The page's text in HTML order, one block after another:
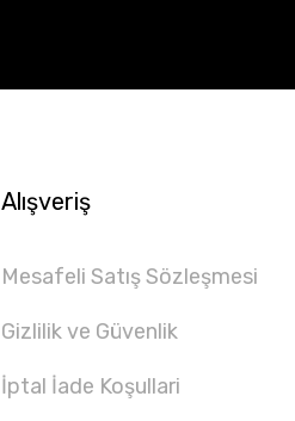
Alışveriş
Mesafeli Satış Sözleşmesi
Gizlilik ve Güvenlik
İptal İade Koşullari